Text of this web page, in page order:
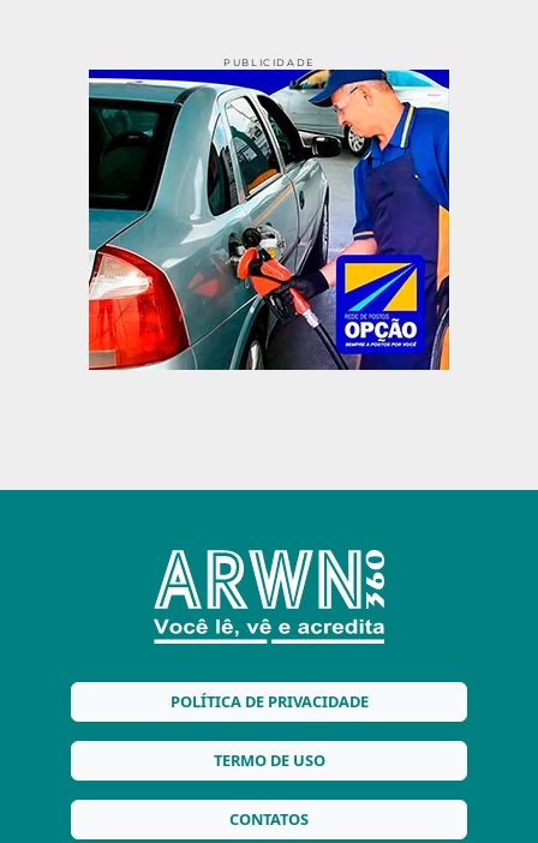
PUBLICIDADE
POLÍTICA DE PRIVACIDADE
TERMO DE USO
CONTATOS